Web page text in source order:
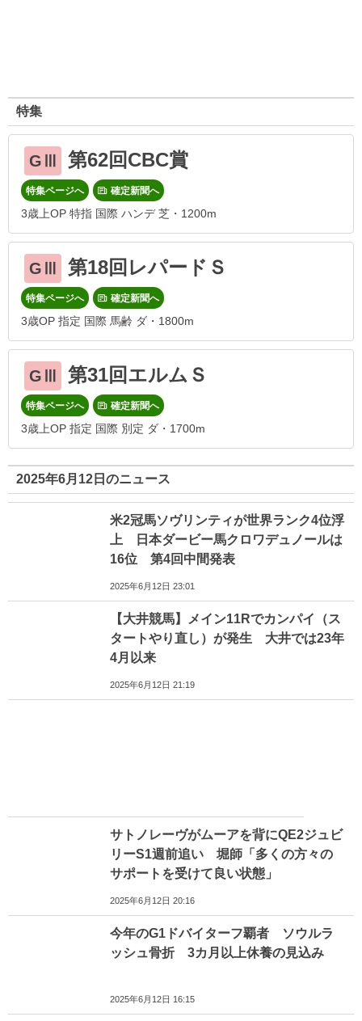
特集
GⅢ 第62回CBC賞
特集ページへ 確定新聞へ
3歳上OP 特指 国際 ハンデ 芝・1200m
GⅢ 第18回レパードＳ
特集ページへ 確定新聞へ
3歳OP 指定 国際 馬齢 ダ・1800m
GⅢ 第31回エルムＳ
特集ページへ 確定新聞へ
3歳上OP 指定 国際 別定 ダ・1700m
2025年6月12日のニュース
米2冠馬ソヴリンティが世界ランク4位浮
上 日本ダービー馬クロワデュノールは
16位 第4回中間発表
2025年6月12日 23:01
【大井競馬】メイン11Rでカンパイ（ス
タートやり直し）が発生 大井では23年
4月以来
2025年6月12日 21:19
サトノレーヴがムーアを背にQE2ジュビ
リーS1週前追い 堀師「多くの方々の
サポートを受けて良い状態」
2025年6月12日 20:16
今年のG1ドバイターフ覇者 ソウルラ
ッシュ骨折 3カ月以上休養の見込み
2025年6月12日 16:15